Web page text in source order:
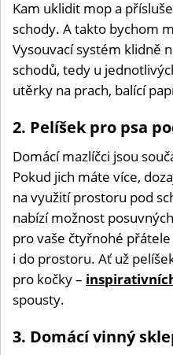
Kam uklidit mop a
schody. A takto bychom
Vysouvací systém klidně
schodů, tedy u
utěrky na prach, balící
2. Pelíšek pro psa
Domácí mazlíčci jsou
Pokud jich máte více,
na využití prostoru pod
nabízí možnost
pro vaše čtyřnohé
i do prostoru. Ať už
pro kočky –
spousty.
3. Domácí vinný